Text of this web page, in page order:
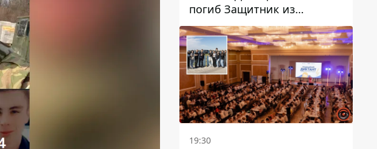
погиб Защитник из
Каменского Антон
Красовский
19:30